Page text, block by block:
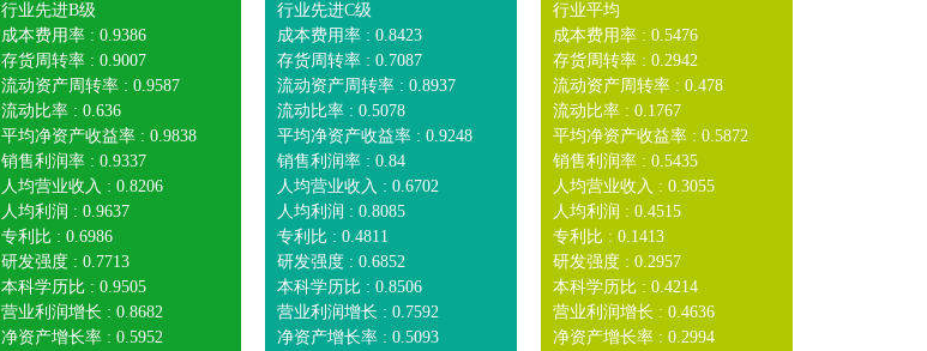
行业先进B级
成本费用率 : 0.9386
存货周转率 : 0.9007
流动资产周转率 : 0.9587
流动比率 : 0.636
平均净资产收益率 : 0.9838
销售利润率 : 0.9337
人均营业收入 : 0.8206
人均利润 : 0.9637
专利比 : 0.6986
研发强度 : 0.7713
本科学历比 : 0.9505
营业利润增长 : 0.8682
净资产增长率 : 0.5952
行业先进C级
成本费用率 : 0.8423
存货周转率 : 0.7087
流动资产周转率 : 0.8937
流动比率 : 0.5078
平均净资产收益率 : 0.9248
销售利润率 : 0.84
人均营业收入 : 0.6702
人均利润 : 0.8085
专利比 : 0.4811
研发强度 : 0.6852
本科学历比 : 0.8506
营业利润增长 : 0.7592
净资产增长率 : 0.5093
行业平均
成本费用率 : 0.5476
存货周转率 : 0.2942
流动资产周转率 : 0.478
流动比率 : 0.1767
平均净资产收益率 : 0.5872
销售利润率 : 0.5435
人均营业收入 : 0.3055
人均利润 : 0.4515
专利比 : 0.1413
研发强度 : 0.2957
本科学历比 : 0.4214
营业利润增长 : 0.4636
净资产增长率 : 0.2994